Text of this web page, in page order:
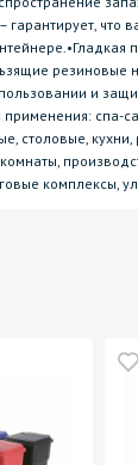
гарантирует, что
резиновые
и
спа-
столовые,
комплексы,